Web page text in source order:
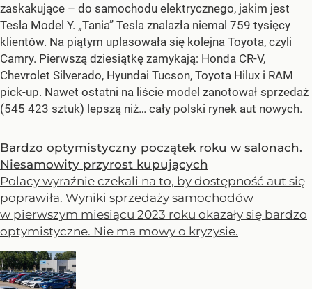
zaskakujące – do samochodu elektrycznego, jakim jest
Tesla Model Y. „Tania” Tesla znalazła niemal 759 tysięcy
klientów. Na piątym uplasowała się kolejna Toyota, czyli
Camry. Pierwszą dziesiątkę zamykają: Honda CR-V,
Chevrolet Silverado, Hyundai Tucson, Toyota Hilux i RAM
pick-up. Nawet ostatni na liście model zanotował sprzedaż
(545 423 sztuk) lepszą niż… cały polski rynek aut nowych.
Bardzo optymistyczny początek roku w salonach.
Niesamowity przyrost kupujących
Polacy wyraźnie czekali na to, by dostępność aut się
poprawiła. Wyniki sprzedaży samochodów
w pierwszym miesiącu 2023 roku okazały się bardzo
optymistyczne. Nie ma mowy o kryzysie.